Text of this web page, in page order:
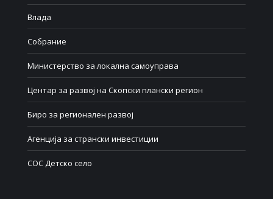
Влада
Собрание
Министерство за локална самоуправа
Центар за развој на Скопски плански регион
Биро за регионален развој
Агенција за странски инвестиции
СОС Детско село